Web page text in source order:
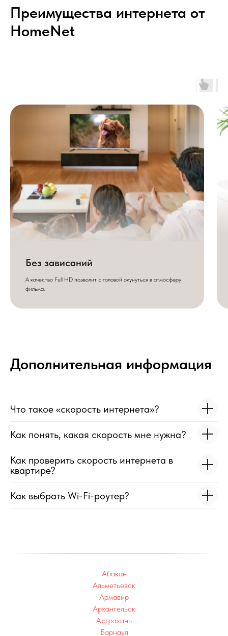
Преимущества интернета от
HomeNet
Без зависаний
А качество Full HD позволит с головой окунуться в атмосферу
фильма.
Дополнительная информация
Что такое «скорость интернета»?
Как понять, какая скорость мне нужна?
Как проверить скорость интернета в
квартире?
Как выбрать Wi-Fi-роутер?
Абакан
Альметьевск
Армавир
Архангельск
Астрахань
Барнаул